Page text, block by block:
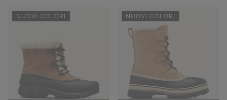
NUOVI COLORI NUOVI COLORI